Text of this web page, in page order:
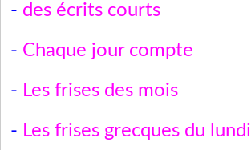
- des écrits courts
- Chaque jour compte
- Les frises des mois
- Les frises grecques du lundi